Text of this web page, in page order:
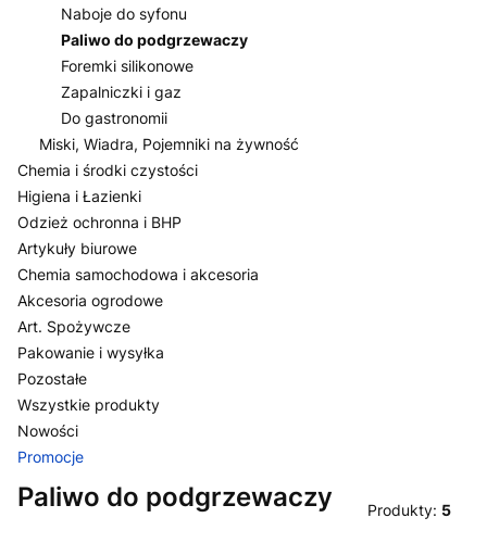
Naboje do syfonu
Paliwo do podgrzewaczy
Foremki silikonowe
Zapalniczki i gaz
Do gastronomii
Miski, Wiadra, Pojemniki na żywność
Chemia i środki czystości
Higiena i Łazienki
Odzież ochronna i BHP
Artykuły biurowe
Chemia samochodowa i akcesoria
Akcesoria ogrodowe
Art. Spożywcze
Pakowanie i wysyłka
Pozostałe
Wszystkie produkty
Nowości
Promocje
Koniec menu
Paliwo do podgrzewaczy Produkty: 5